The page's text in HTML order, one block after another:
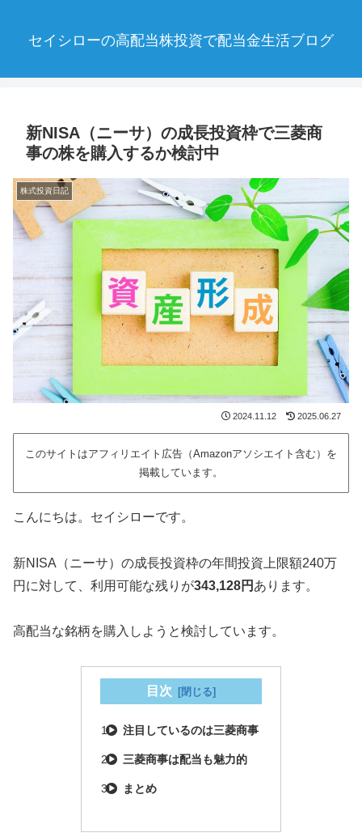
セイシローの高配当株投資で配当金生活ブログ
新NISA（ニーサ）の成長投資枠で三菱商
事の株を購入するか検討中
株式投資日記
2024.11.12 2025.06.27
このサイトはアフィリエイト広告（Amazonアソシエイト含む）を
掲載しています。
こんにちは。セイシローです。
新NISA（ニーサ）の成長投資枠の年間投資上限額240万
円に対して、利用可能な残りが343,128円 あります。
高配当な銘柄を購入しようと検討しています。
目次
注目しているのは三菱商事
三菱商事は配当も魅力的
まとめ